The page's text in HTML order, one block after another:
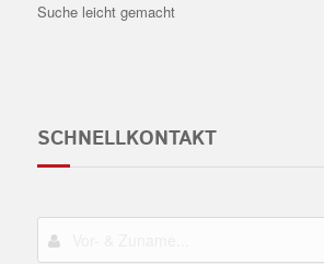
Suche leicht gemacht
SCHNELLKONTAKT